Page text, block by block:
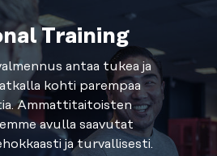
Training
antaa tukea ja
kohti parempaa
Ammattitaitoisten
avulla saavutat
ja turvallisesti.